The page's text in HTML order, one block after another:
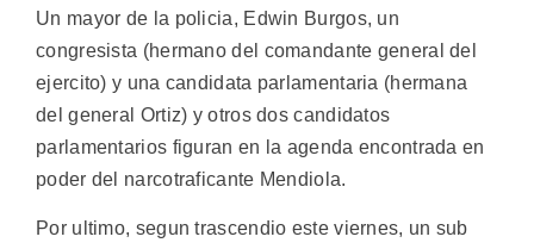
Un mayor de la policia, Edwin Burgos, un
congresista (hermano del comandante general del
ejercito) y una candidata parlamentaria (hermana
del general Ortiz) y otros dos candidatos
parlamentarios figuran en la agenda encontrada en
poder del narcotraficante Mendiola.
Por ultimo, segun trascendio este viernes, un sub